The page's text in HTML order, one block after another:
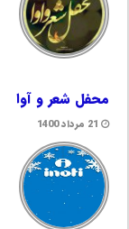
محفل شعر و آوا
21 مرداد 1400